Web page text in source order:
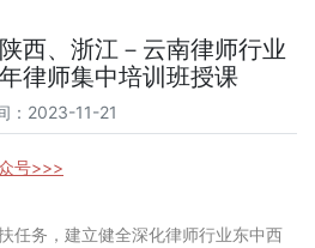
西、浙江－云南律师行业
律师集中培训班授课
：2023-11-21
号>>>
任务，建立健全深化律师行业东中西